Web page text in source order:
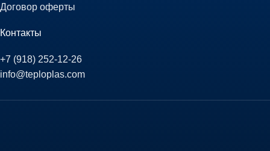
Договор оферты
Контакты
+7 (918) 252-12-26
info@teploplas.com